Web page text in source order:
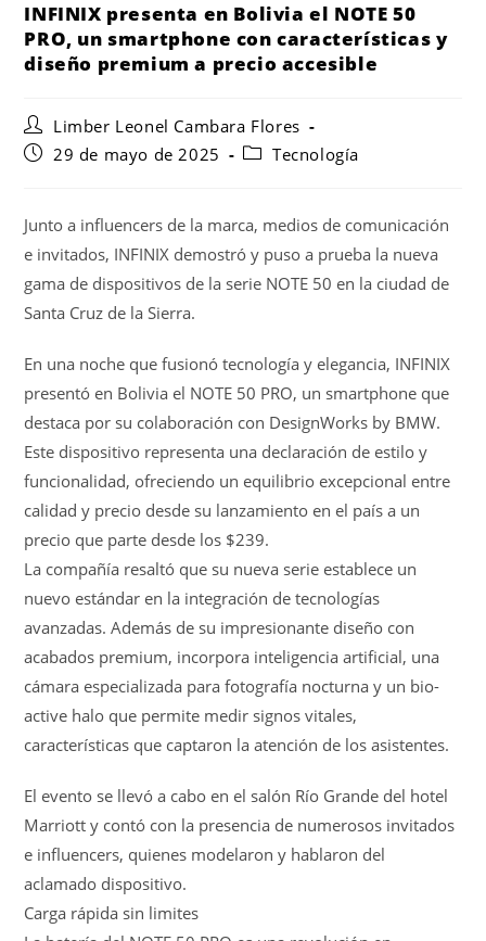
INFINIX presenta en Bolivia el NOTE 50
PRO, un smartphone con características y
diseño premium a precio accesible
Limber Leonel Cambara Flores
29 de mayo de 2025
Tecnología
Junto a influencers de la marca, medios de comunicación
e invitados, INFINIX demostró y puso a prueba la nueva
gama de dispositivos de la serie NOTE 50 en la ciudad de
Santa Cruz de la Sierra.
En una noche que fusionó tecnología y elegancia, INFINIX
presentó en Bolivia el NOTE 50 PRO, un smartphone que
destaca por su colaboración con DesignWorks by BMW.
Este dispositivo representa una declaración de estilo y
funcionalidad, ofreciendo un equilibrio excepcional entre
calidad y precio desde su lanzamiento en el país a un
precio que parte desde los $239.
La compañía resaltó que su nueva serie establece un
nuevo estándar en la integración de tecnologías
avanzadas. Además de su impresionante diseño con
acabados premium, incorpora inteligencia artificial, una
cámara especializada para fotografía nocturna y un bio-
active halo que permite medir signos vitales,
características que captaron la atención de los asistentes.
El evento se llevó a cabo en el salón Río Grande del hotel
Marriott y contó con la presencia de numerosos invitados
e influencers, quienes modelaron y hablaron del
aclamado dispositivo.
Carga rápida sin limites